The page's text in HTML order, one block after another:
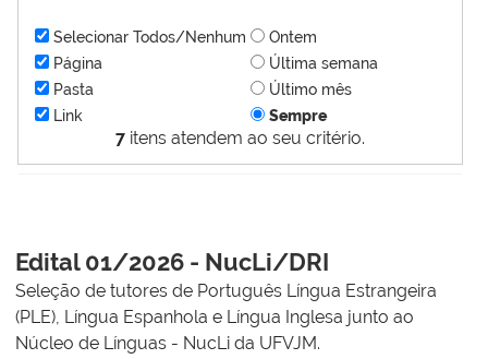
7 itens atendem ao seu critério.
Selecionar Todos/Nenhum
Página
Pasta
Link
Ontem
Última semana
Último mês
Sempre
Edital 01/2026 - NucLi/DRI
Seleção de tutores de Português Língua Estrangeira
(PLE), Língua Espanhola e Língua Inglesa junto ao
Núcleo de Línguas - NucLi da UFVJM.